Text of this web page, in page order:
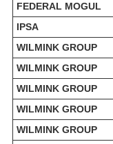
FEDERAL MOGUL
IPSA
WILMINK GROUP
WILMINK GROUP
WILMINK GROUP
WILMINK GROUP
WILMINK GROUP